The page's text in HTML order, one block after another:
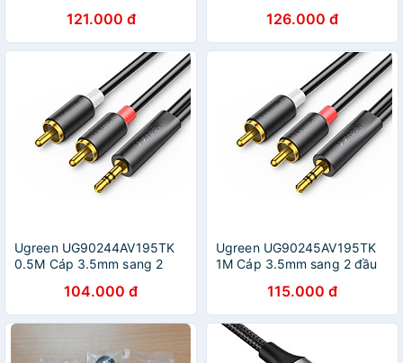
HÀNG CHÍNH HÃNG
121.000 đ
HÀNG CHÍNH HÃNG
126.000 đ
Ugreen UG90244AV195TK
0.5M Cáp 3.5mm sang 2
HÀNG CHÍNH HÃNG
104.000 đ
Ugreen UG90245AV195TK
1M Cáp 3.5mm sang 2 đầu
HÀNG CHÍNH HÃNG
115.000 đ